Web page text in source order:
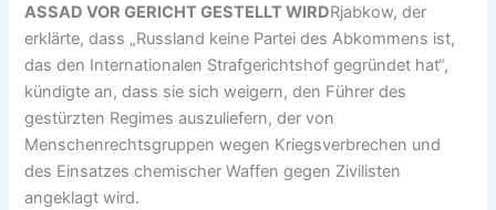
ASSAD VOR GERICHT GESTELLT WIRDRjabkow, der
erklärte, dass „Russland keine Partei des Abkommens ist,
das den Internationalen Strafgerichtshof gegründet hat“,
kündigte an, dass sie sich weigern, den Führer des
gestürzten Regimes auszuliefern, der von
Menschenrechtsgruppen wegen Kriegsverbrechen und
des Einsatzes chemischer Waffen gegen Zivilisten
angeklagt wird.